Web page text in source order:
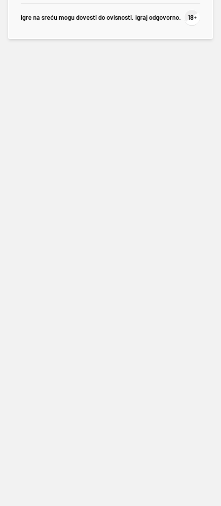
Igre na sreću mogu dovesti do ovisnosti. Igraj odgovorno.